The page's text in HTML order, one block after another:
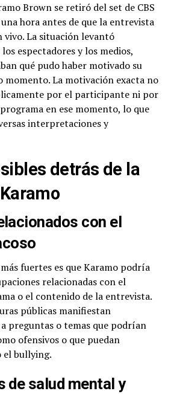
Brown se retiró del set de CBS
hora antes de que la entrevista
La situación levantó
espectadores y los medios,
qué pudo haber motivado su
momento. La motivación exacta no
por el participante ni por
en ese momento, lo que
interpretaciones y
detrás de la
con el
fuertes es que Karamo podría
relacionadas con el
o el contenido de la entrevista.
públicas manifiestan
preguntas o temas que podrían
ofensivos o que puedan
el bullying.
de salud mental y